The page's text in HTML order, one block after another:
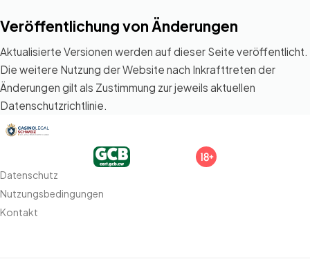
Veröffentlichung von Änderungen
Aktualisierte Versionen werden auf dieser Seite veröffentlicht.
Die weitere Nutzung der Website nach Inkrafttreten der
Änderungen gilt als Zustimmung zur jeweils aktuellen
Datenschutzrichtlinie.
Datenschutz
Nutzungsbedingungen
Kontakt